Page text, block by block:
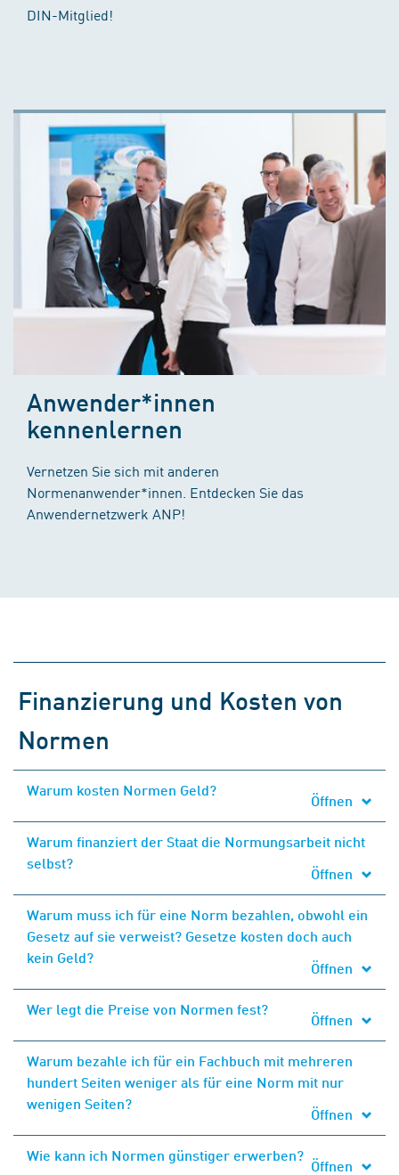
DIN-Mitglied!
Anwender*innen
kennenlernen
Vernetzen Sie sich mit anderen
Normenanwender*innen. Entdecken Sie das
Anwendernetzwerk ANP!
Finanzierung und Kosten von
Normen
Warum kosten Normen Geld?
Öffnen
Warum finanziert der Staat die Normungsarbeit nicht
selbst?
Öffnen
Warum muss ich für eine Norm bezahlen, obwohl ein
Gesetz auf sie verweist? Gesetze kosten doch auch
kein Geld?
Öffnen
Wer legt die Preise von Normen fest?
Öffnen
Warum bezahle ich für ein Fachbuch mit mehreren
hundert Seiten weniger als für eine Norm mit nur
wenigen Seiten?
Öffnen
Wie kann ich Normen günstiger erwerben?
Öffnen